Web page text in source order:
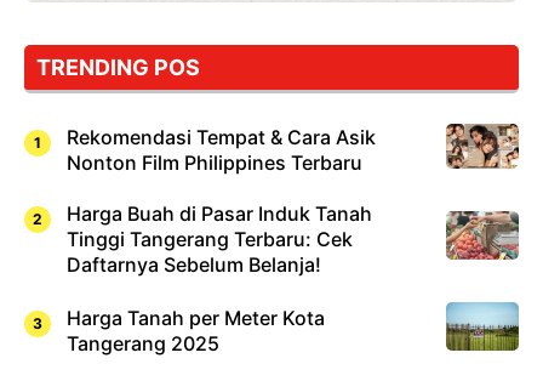
TRENDING POS
Rekomendasi Tempat & Cara Asik
Nonton Film Philippines Terbaru
Harga Buah di Pasar Induk Tanah
Tinggi Tangerang Terbaru: Cek
Daftarnya Sebelum Belanja!
Harga Tanah per Meter Kota
Tangerang 2025